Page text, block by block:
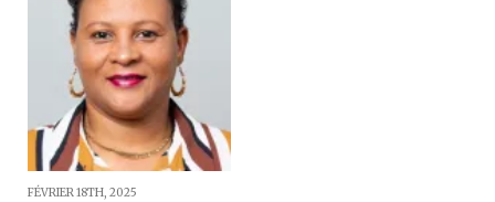
FÉVRIER 18TH, 2025